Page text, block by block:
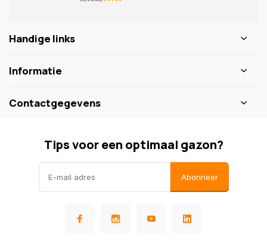
Handige links
Informatie
Contactgegevens
Tips voor een optimaal gazon?
Abonneer